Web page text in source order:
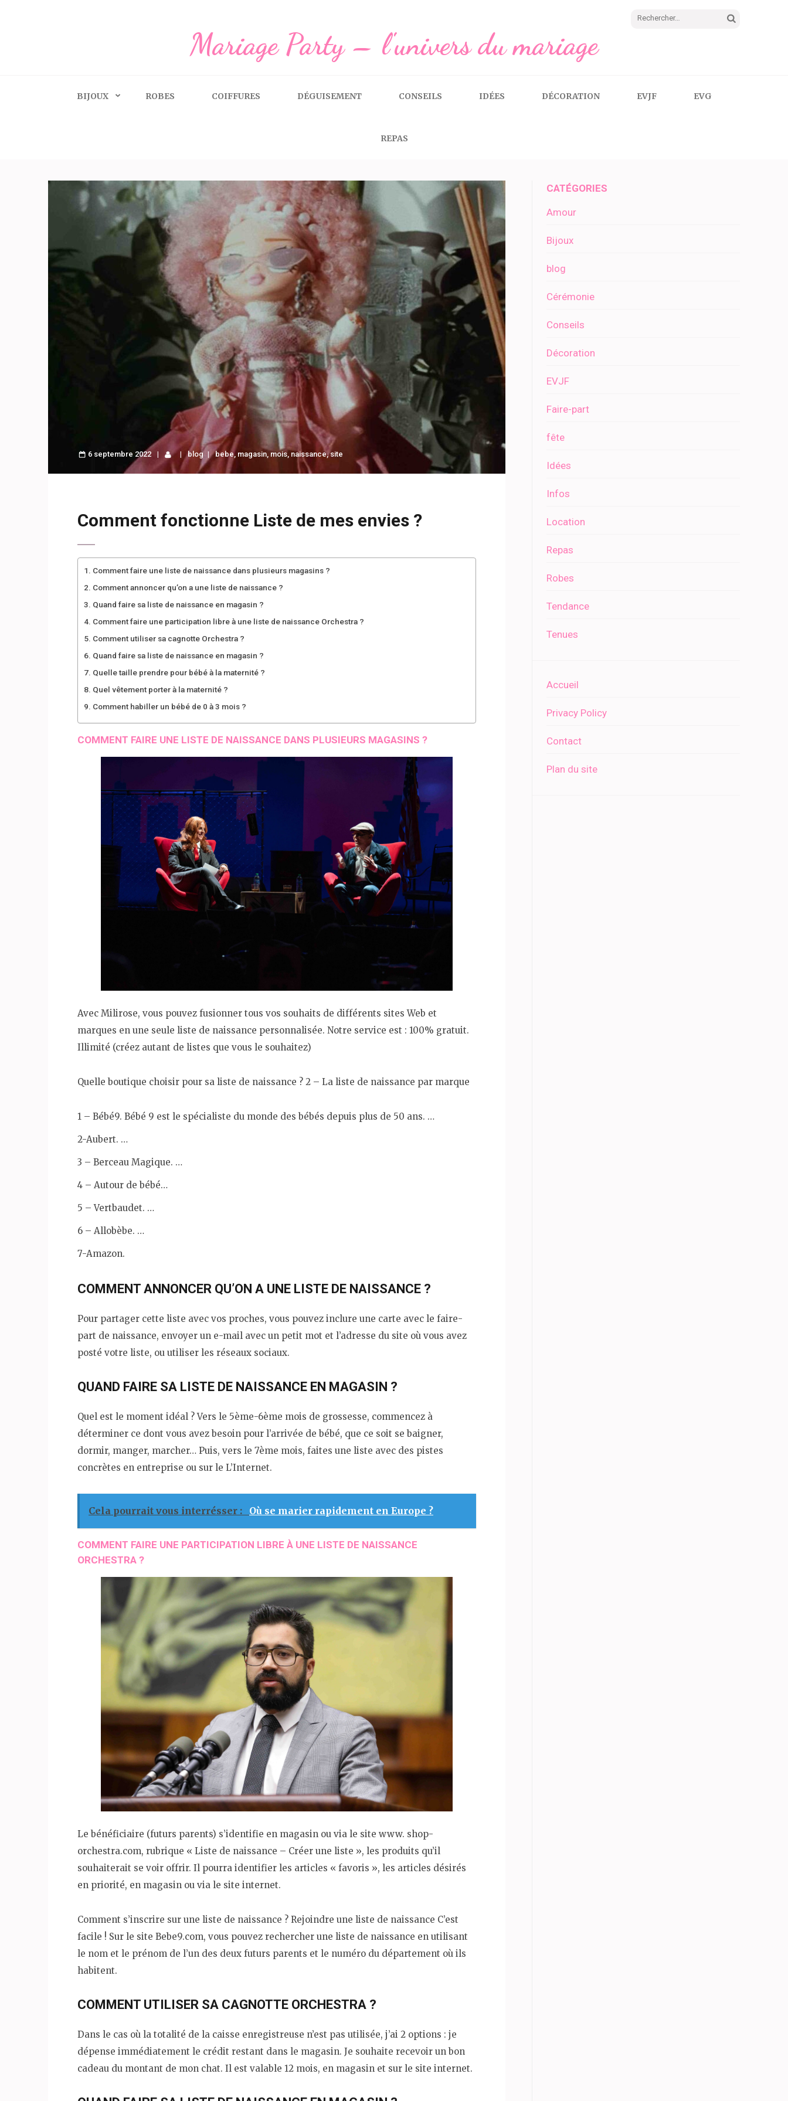
Rechercher :
Mariage Party – l'univers du mariage
BIJOUX ROBES COIFFURES DÉGUISEMENT CONSEILS IDÉES DÉCORATION EVJF EVG
REPAS
6 septembre 2022 blog bebe, magasin, mois, naissance,site
Comment fonctionne Liste de mes envies ?
Comment faire une liste de naissance dans plusieurs magasins ?
Comment annoncer qu’on a une liste de naissance ?
Quand faire sa liste de naissance en magasin ?
Comment faire une participation libre à une liste de naissance Orchestra ?
Comment utiliser sa cagnotte Orchestra ?
Quand faire sa liste de naissance en magasin ?
Quelle taille prendre pour bébé à la maternité ?
Quel vêtement porter à la maternité ?
Comment habiller un bébé de 0 à 3 mois ?
COMMENT FAIRE UNE LISTE DE NAISSANCE DANS PLUSIEURS MAGASINS ?
Avec Milirose, vous pouvez fusionner tous vos souhaits de différents sites Web et
marques en une seule liste de naissance personnalisée. Notre service est : 100% gratuit.
Illimité (créez autant de listes que vous le souhaitez)
Quelle boutique choisir pour sa liste de naissance ? 2 – La liste de naissance par marque
1 – Bébé9. Bébé 9 est le spécialiste du monde des bébés depuis plus de 50 ans. …
2-Aubert. …
3 – Berceau Magique. …
4 – Autour de bébé…
5 – Vertbaudet. …
6 – Allobèbe. …
7-Amazon.
COMMENT ANNONCER QU’ON A UNE LISTE DE NAISSANCE ?
Pour partager cette liste avec vos proches, vous pouvez inclure une carte avec le faire-
part de naissance, envoyer un e-mail avec un petit mot et l’adresse du site où vous avez
posté votre liste, ou utiliser les réseaux sociaux.
QUAND FAIRE SA LISTE DE NAISSANCE EN MAGASIN ?
Quel est le moment idéal ? Vers le 5ème-6ème mois de grossesse, commencez à
déterminer ce dont vous avez besoin pour l’arrivée de bébé, que ce soit se baigner,
dormir, manger, marcher… Puis, vers le 7ème mois, faites une liste avec des pistes
concrètes en entreprise ou sur le L’Internet.
Cela pourrait vous interrésser : Où se marier rapidement en Europe ?
COMMENT FAIRE UNE PARTICIPATION LIBRE À UNE LISTE DE NAISSANCE
ORCHESTRA ?
Le bénéficiaire (futurs parents) s’identifie en magasin ou via le site www. shop-
orchestra.com, rubrique « Liste de naissance – Créer une liste », les produits qu’il
souhaiterait se voir offrir. Il pourra identifier les articles « favoris », les articles désirés
en priorité, en magasin ou via le site internet.
Comment s’inscrire sur une liste de naissance ? Rejoindre une liste de naissance C’est
facile ! Sur le site Bebe9.com, vous pouvez rechercher une liste de naissance en utilisant
le nom et le prénom de l’un des deux futurs parents et le numéro du département où ils
habitent.
COMMENT UTILISER SA CAGNOTTE ORCHESTRA ?
Dans le cas où la totalité de la caisse enregistreuse n’est pas utilisée, j’ai 2 options : je
dépense immédiatement le crédit restant dans le magasin. Je souhaite recevoir un bon
cadeau du montant de mon chat. Il est valable 12 mois, en magasin et sur le site internet.
CATÉGORIES
Amour
Bijoux
blog
Cérémonie
Conseils
Décoration
EVJF
Faire-part
fête
Idées
Infos
Location
Repas
Robes
Tendance
Tenues
Accueil
Privacy Policy
Contact
Plan du site